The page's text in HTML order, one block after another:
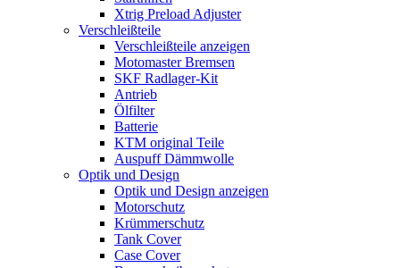
Xtrig Preload Adjuster
Verschleißteile
Verschleißteile anzeigen
Motomaster Bremsen
SKF Radlager-Kit
Antrieb
Ölfilter
Batterie
KTM original Teile
Auspuff Dämmwolle
Optik und Design
Optik und Design anzeigen
Motorschutz
Krümmerschutz
Tank Cover
Case Cover